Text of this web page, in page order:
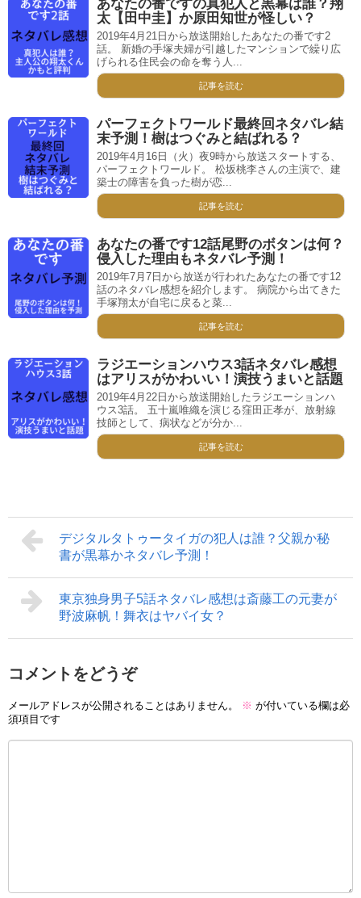
あなたの番ですの真犯人と黒幕は誰？翔
太【田中圭】か原田知世が怪しい？
2019年4月21日から放送開始したあなたの番です2
話。 新婚の手塚夫婦が引越したマンションで繰り広
げられる住民会の命を奪う人...
記事を読む
パーフェクトワールド最終回ネタバレ結
末予測！樹はつぐみと結ばれる？
2019年4月16日（火）夜9時から放送スタートする、
パーフェクトワールド。 松坂桃李さんの主演で、建
築士の障害を負った樹が恋...
記事を読む
あなたの番です12話尾野のボタンは何？
侵入した理由もネタバレ予測！
2019年7月7日から放送が行われたあなたの番です12
話のネタバレ感想を紹介します。 病院から出てきた
手塚翔太が自宅に戻ると菜...
記事を読む
ラジエーションハウス3話ネタバレ感想
はアリスがかわいい！演技うまいと話題
2019年4月22日から放送開始したラジエーションハ
ウス3話。 五十嵐唯織を演じる窪田正孝が、放射線
技師として、病状などが分か...
記事を読む
デジタルタトゥータイガの犯人は誰？父親か秘
書が黒幕かネタバレ予測！
東京独身男子5話ネタバレ感想は斎藤工の元妻が
野波麻帆！舞衣はヤバイ女？
コメントをどうぞ
メールアドレスが公開されることはありません。 ※ が付いている欄は必
須項目です